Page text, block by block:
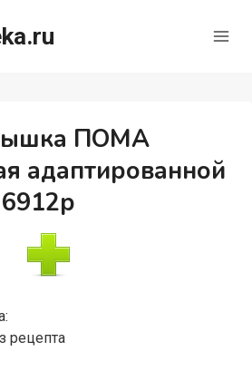
ПОМА
адаптированной
рецепта